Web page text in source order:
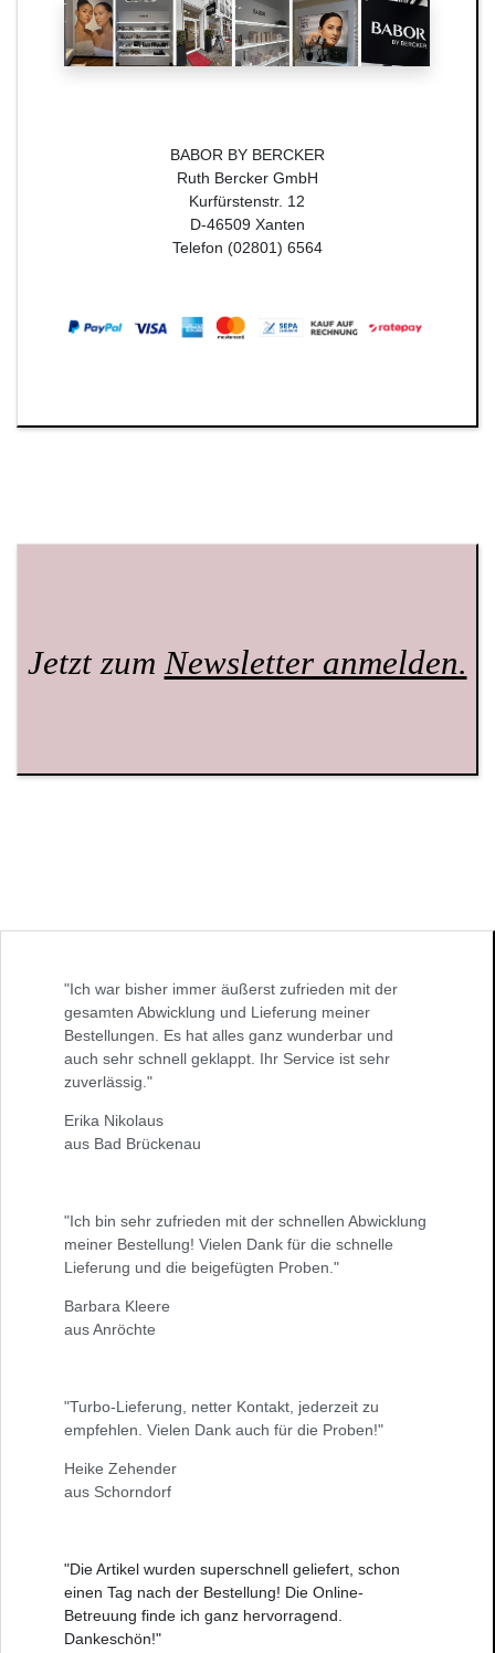
BABOR BY BERCKER
Ruth Bercker GmbH
Kurfürstenstr. 12
D-46509 Xanten
Telefon (02801) 6564
Jetzt zumNewsletter anmelden.
"Ich war bisher immer äußerst zufrieden mit der
gesamten Abwicklung und Lieferung meiner
Bestellungen. Es hat alles ganz wunderbar und
auch sehr schnell geklappt. Ihr Service ist sehr
zuverlässig."
Erika Nikolaus
aus Bad Brückenau
"Ich bin sehr zufrieden mit der schnellen Abwicklung
meiner Bestellung! Vielen Dank für die schnelle
Lieferung und die beigefügten Proben."
Barbara Kleere
aus Anröchte
"Turbo-Lieferung, netter Kontakt, jederzeit zu
empfehlen. Vielen Dank auch für die Proben!"
Heike Zehender
aus Schorndorf
"Die Artikel wurden superschnell geliefert, schon
einen Tag nach der Bestellung! Die Online-
Betreuung finde ich ganz hervorragend.
Dankeschön!"